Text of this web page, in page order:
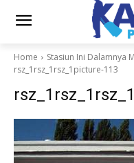
Home
Stasiun Ini Dalamnya
rsz_1rsz_1rsz_1picture-113